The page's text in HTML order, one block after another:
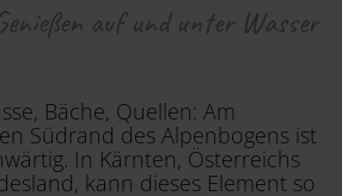
auf und unter Wasser
Bäche, Quellen: Am
Südrand des Alpenbogens ist
In Kärnten, Österreichs
kann dieses Element so